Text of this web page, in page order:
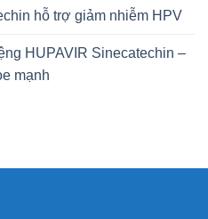
hỗ trợ giảm nhiễm HPV
HUPAVIR Sinecatechin –
mạnh